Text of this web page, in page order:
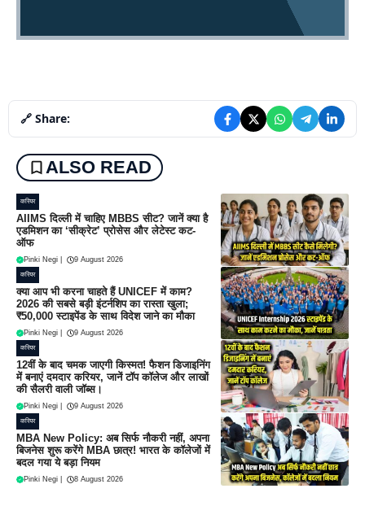
🔗 Share:
ALSO READ
करियर
AIIMS दिल्ली में चाहिए MBBS सीट? जानें क्या है
एडमिशन का ‘सीक्रेट’ प्रोसेस और लेटेस्ट कट-
ऑफ
Pinki Negi 9 August 2026
करियर
क्या आप भी करना चाहते हैं UNICEF में काम?
2026 की सबसे बड़ी इंटर्नशिप का रास्ता खुला;
₹50,000 स्टाइपेंड के साथ विदेश जाने का मौका
Pinki Negi 9 August 2026
करियर
12वीं के बाद चमक जाएगी किस्मत! फैशन डिजाइनिंग
में बनाएं दमदार करियर, जानें टॉप कॉलेज और लाखों
की सैलरी वाली जॉब्स।
Pinki Negi 9 August 2026
करियर
MBA New Policy: अब सिर्फ नौकरी नहीं, अपना
बिजनेस शुरू करेंगे MBA छात्र! भारत के कॉलेजों में
बदल गया ये बड़ा नियम
Pinki Negi 8 August 2026